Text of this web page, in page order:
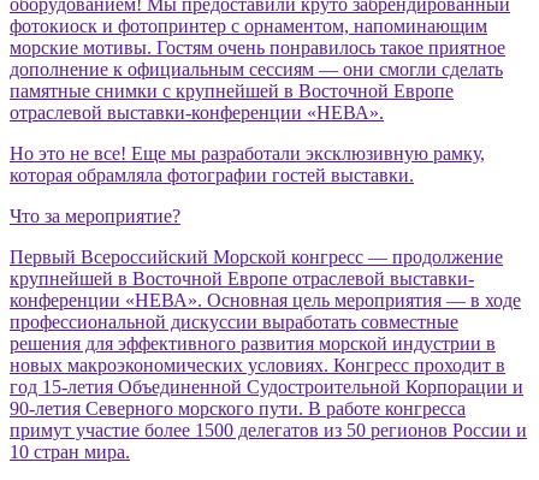
фотокиоск и фотопринтер с орнаментом, напоминающим
морские мотивы. Гостям очень понравилось такое приятное
дополнение к официальным сессиям — они смогли сделать
памятные снимки с крупнейшей в Восточной Европе
отраслевой выставки-конференции «НЕВА».
Но это не все! Еще мы разработали эксклюзивную рамку,
которая обрамляла фотографии гостей выставки.
Что за мероприятие?
Первый Всероссийский Морской конгресс — продолжение
крупнейшей в Восточной Европе отраслевой выставки-
конференции «НЕВА». Основная цель мероприятия — в ходе
профессиональной дискуссии выработать совместные
решения для эффективного развития морской индустрии в
новых макроэкономических условиях. Конгресс проходит в
год 15-летия Объединенной Судостроительной Корпорации и
90-летия Северного морского пути. В работе конгресса
примут участие более 1500 делегатов из 50 регионов России и
10 стран мира.